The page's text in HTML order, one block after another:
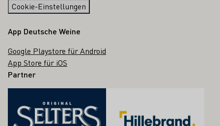
Cookie-Einstellungen
App Deutsche Weine
Google Playstore für Android
App Store für iOS
Partner